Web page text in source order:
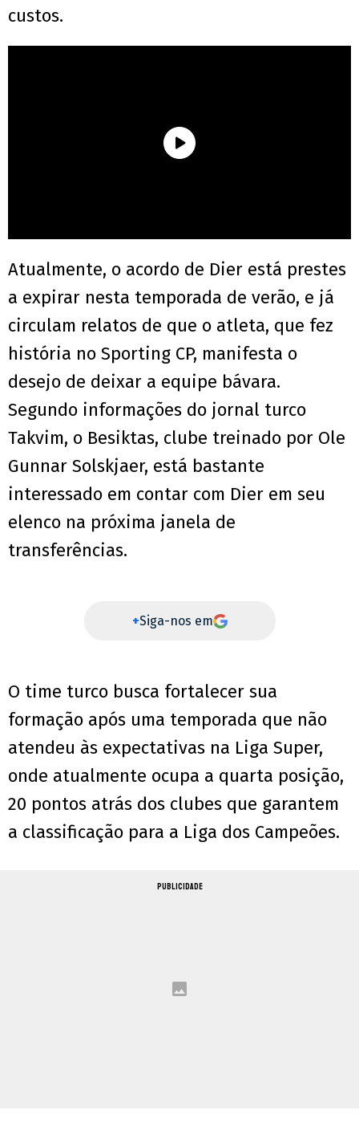
custos.
Atualmente, o acordo de Dier está prestes
a expirar nesta temporada de verão, e já
circulam relatos de que o atleta, que fez
história no Sporting CP, manifesta o
desejo de deixar a equipe bávara.
Segundo informações do jornal turco
Takvim, o Besiktas, clube treinado por Ole
Gunnar Solskjaer, está bastante
interessado em contar com Dier em seu
elenco na próxima janela de
transferências.
+Siga-nos em
O time turco busca fortalecer sua
formação após uma temporada que não
atendeu às expectativas na Liga Super,
onde atualmente ocupa a quarta posição,
20 pontos atrás dos clubes que garantem
a classificação para a Liga dos Campeões.
PUBLICIDADE